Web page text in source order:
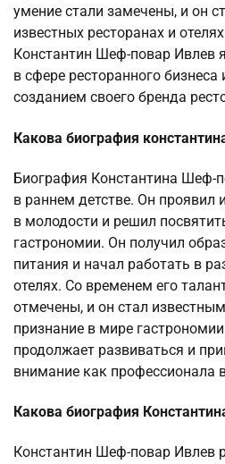
умение стали замечены, и он
известных ресторанах и
Константин Шеф-повар Ивлев
в сфере ресторанного бизнеса
созданием своего бренда
Какова биография
Биография Константина Шеф-
в раннем детстве. Он проявил
в молодости и решил
гастрономии. Он получил
питания и начал работать в
отелях. Со временем его
отмечены, и он стал
признание в мире
продолжает развиваться и
внимание как профессионала
Какова биография
Константин Шеф-повар Ивлев